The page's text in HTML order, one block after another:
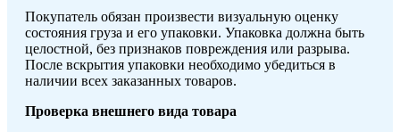
Покупатель обязан произвести визуальную оценку
состояния груза и его упаковки. Упаковка должна быть
целостной, без признаков повреждения или разрыва.
После вскрытия упаковки необходимо убедиться в
наличии всех заказанных товаров.
Проверка внешнего вида товара